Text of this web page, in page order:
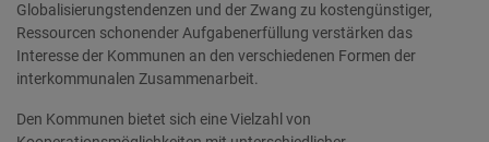
Globalisierungstendenzen und der Zwang zu kostengünstiger,
Ressourcen schonender Aufgabenerfüllung verstärken das
Interesse der Kommunen an den verschiedenen Formen der
interkommunalen Zusammenarbeit.
Den Kommunen bietet sich eine Vielzahl von